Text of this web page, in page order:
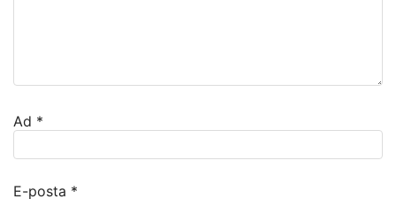
Ad *
E-posta *